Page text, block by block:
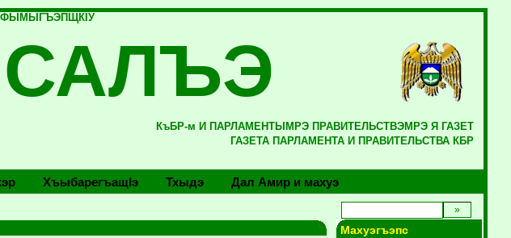
КъБР-м И ПАРЛАМЕНТЫМРЭ ПРАВИТЕЛЬСТВЭМРЭ Я ГАЗЕТ
ГАЗЕТА ПАРЛАМЕНТА И ПРАВИТЕЛЬСТВА КБР
Хъыбарегъащlэ Тхыдэ Дал Амир и махуэ
Махуэгъэпс